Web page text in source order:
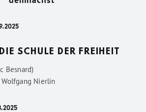
SCHULE DER FREIHEIT
Besnard)
Wolfgang Nierlin